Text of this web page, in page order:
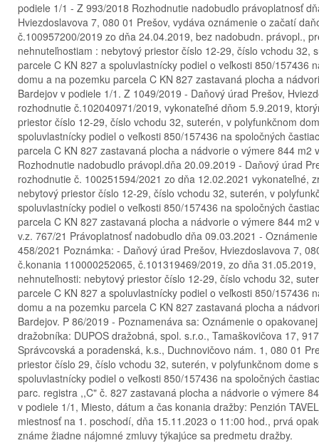
podiele 1/1 - Z 993/2018 Rozhodnutie nadobudlo právoplatnosť
Hviezdoslavova 7, 080 01 Prešov, vydáva oznámenie o začatí
č.100957200/2019 zo dňa 24.04.2019, bez nadobudn. právopl.,
nehnuteľnostiam : nebytový priestor číslo 12-29, číslo vchodu 32,
parcele C KN 827 a spoluvlastnícky podiel o veľkosti 850/157436
domu a na pozemku parcela C KN 827 zastavaná plocha a
Bardejov v podiele 1/1. Z 1049/2019 - Daňový úrad Prešov,
rozhodnutie č.102040971/2019, vykonateľné dňom 5.9.2019,
priestor číslo 12-29, číslo vchodu 32, suterén, v polyfunkčnom
spoluvlastnícky podiel o veľkosti 850/157436 na spoločných
parcela C KN 827 zastavaná plocha a nádvorie o výmere 844
Rozhodnutie nadobudlo právopl.dňa 20.09.2019 - Daňový úrad
rozhodnutie č. 100251594/2021 zo dňa 12.02.2021 vykonateľné,
nebytový priestor číslo 12-29, číslo vchodu 32, suterén, v
spoluvlastnícky podiel o veľkosti 850/157436 na spoločných
parcela C KN 827 zastavaná plocha a nádvorie o výmere 844
v.z. 767/21 Právoplatnosť nadobudlo dňa 09.03.2021 -
458/2021 Poznámka: - Daňový úrad Prešov, Hviezdoslavova 7,
č.konania 110000252065, č.101319469/2019, zo dňa
nehnuteľnosti: nebytový priestor číslo 12-29, číslo vchodu 32,
parcele C KN 827 a spoluvlastnícky podiel o veľkosti 850/157436
domu a na pozemku parcela C KN 827 zastavaná plocha a
Bardejov. P 86/2019 - Poznamenáva sa: Oznámenie o
dražobníka: DUPOS dražobná, spol. s.r.o., Tamaškovičova 17,
Správcovská a poradenská, k.s., Duchnovičovo nám. 1, 080 01
priestor číslo 29, číslo vchodu 32, suterén, v polyfunkčnom dome
spoluvlastnícky podiel o veľkosti 850/157436 na spoločných
parc. registra ,,C" č. 827 zastavaná plocha a nádvorie o výmere
v podiele 1/1, Miesto, dátum a čas konania dražby: Penzión
miestnosť na 1. poschodí, dňa 15.11.2023 o 11:00 hod., prvá
známe žiadne nájomné zmluvy týkajúce sa predmetu dražby.